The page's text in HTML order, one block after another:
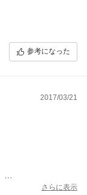
参考になった
2017/03/21
さらに表示